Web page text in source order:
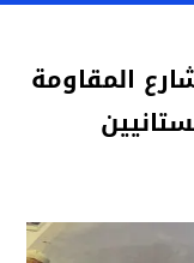
المقاومة